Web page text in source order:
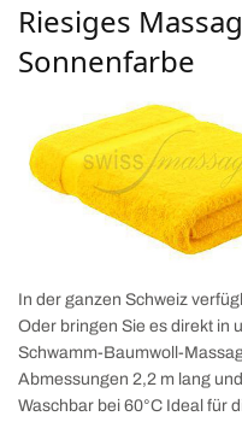
Riesiges
Sonnenfarbe
In der ganzen Schweiz
Oder bringen Sie es direkt in
Schwamm-Baumwoll-
Abmessungen 2,2 m lang
Waschbar bei 60°C Ideal für